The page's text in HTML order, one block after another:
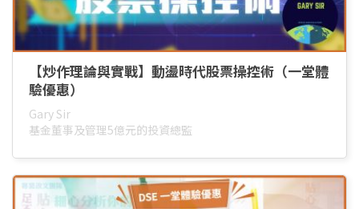
【炒作理論與實戰】動盪時代股票操控術（一堂體
驗優惠）
Gary Sir
基金董事及管理5億元的投資總監